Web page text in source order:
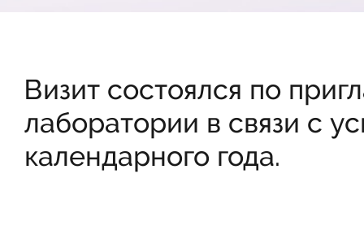
Визит состоялся по
лаборатории в связи с
календарного года.